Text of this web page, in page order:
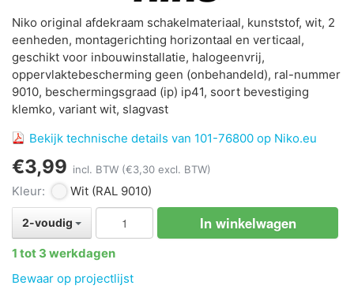
Niko original afdekraam schakelmateriaal, kunststof, wit, 2
eenheden, montagerichting horizontaal en verticaal,
geschikt voor inbouwinstallatie, halogeenvrij,
oppervlaktebescherming geen (onbehandeld), ral-nummer
9010, beschermingsgraad (ip) ip41, soort bevestiging
klemko, variant wit, slagvast
Bekijk technische details van 101-76800 op Niko.eu
€3,99 incl. BTW (€3,30 excl. BTW)
Kleur: Wit (RAL 9010)
2-voudig In winkelwagen
1 tot 3 werkdagen
Bewaar op projectlijst